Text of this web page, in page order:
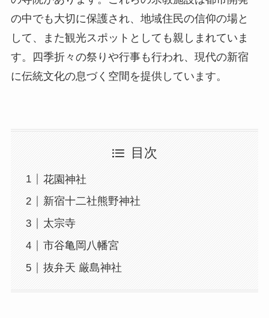
の中でも大切に保護され、地域住民の信仰の場と
して、また観光スポットとしても親しまれていま
す。四季折々の祭りや行事も行われ、現代の新宿
に伝統文化の息づく空間を提供しています。
目次
花園神社
新宿十二社熊野神社
太宗寺
市谷亀岡八幡宮
抜弁天 厳島神社